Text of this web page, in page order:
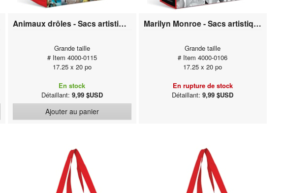
Animaux drôles - Sacs artistiques
Grande taille
# Item 4000-0115
17.25 x 20 po
En stock
Détaillant: 9,99 $USD
Ajouter au panier
Marilyn Monroe - Sacs artistiques
Grande taille
# Item 4000-0106
17.25 x 20 po
En rupture de stock
Détaillant:9,99 $USD